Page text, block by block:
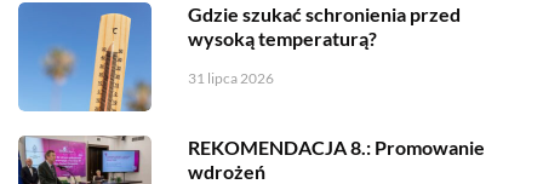
Gdzie szukać schronienia przed
wysoką temperaturą?
31 lipca 2026
REKOMENDACJA 8.: Promowanie
wdrożeń